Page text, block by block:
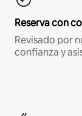
Reserva con
Revisado por
confianza y